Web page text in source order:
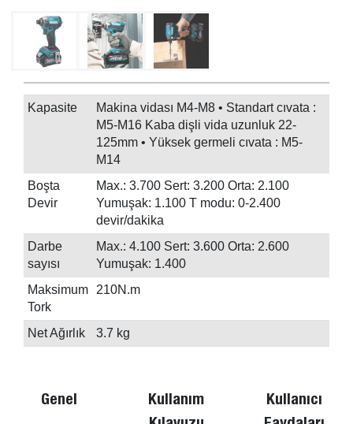
Kapasite
Makina vidası M4-M8 • Standart cıvata :
M5-M16 Kaba dişli vida uzunluk 22-
125mm • Yüksek germeli cıvata : M5-
M14
Boşta
Devir
Max.: 3.700 Sert: 3.200 Orta: 2.100
Yumuşak: 1.100 T modu: 0-2.400
devir/dakika
Darbe
sayısı
Max.: 4.100 Sert: 3.600 Orta: 2.600
Yumuşak: 1.400
Maksimum
Tork
210N.m
Net Ağırlık 3.7 kg
Genel
Kullanım
Kullanıcı